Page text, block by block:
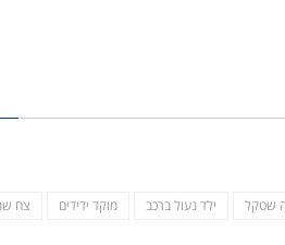
שטקל ילד נעול ברכב מוקד ידידים צח